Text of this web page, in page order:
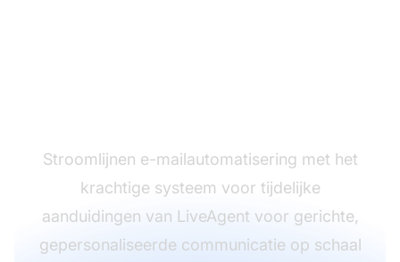
Stroomlijnen e-mailautomatisering met het
krachtige systeem voor tijdelijke
aanduidingen van LiveAgent voor gerichte,
gepersonaliseerde communicatie op schaal